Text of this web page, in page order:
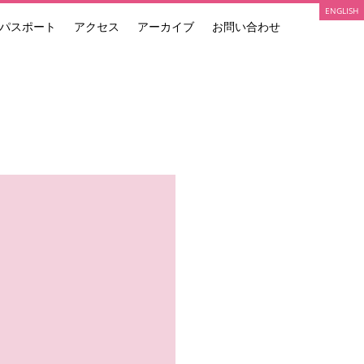
スポート アクセス アーカイブ お問い合わせ
ENGLISH